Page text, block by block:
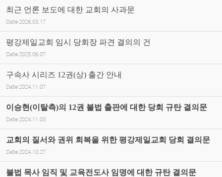
최근 언론 보도에 대한 교회의 사과문
Date 2026.03.17
평강제일교회 임시 당회장 파견 결의의 건
Date 2025.06.07
구속사 시리즈 12권(상) 출간 안내
Date 2024.11.07
이승현(이탈측)의 12권 불법 출판에 대한 당회 규탄 결의문
Date 2024.11.03
교회의 질서와 권위 회복을 위한 평강제일교회 당회 결의문
Date 2024.10.27
불법 목사 임직 및 교육전도사 임명에 대한 규탄 결의문